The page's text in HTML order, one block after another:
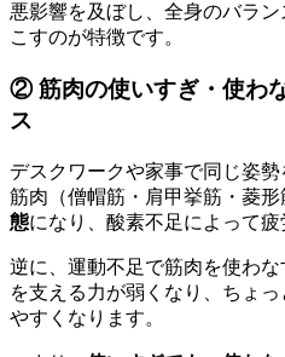
悪影響を及ぼし、全身のバラ
こすのが特徴です。
② 筋肉の使いすぎ・使わ
ス
デスクワークや家事で同じ姿
筋肉（僧帽筋・肩甲挙筋・菱
態になり、酸素不足によって疲
逆に、運動不足で筋肉を使わ
を支える力が弱くなり、ちょ
やすくなります。